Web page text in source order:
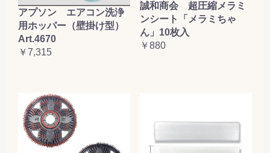
アプソン エアコン洗浄
用ホッパー（壁掛け型）
Art.4670
￥7,315
誠和商会 超圧縮メラミ
ンシート「メラミちゃ
ん」10枚入
￥880